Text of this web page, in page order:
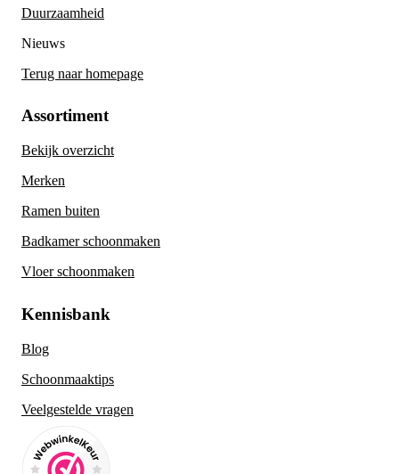
Duurzaamheid
Nieuws
Terug naar homepage
Assortiment
Bekijk overzicht
Merken
Ramen buiten
Badkamer schoonmaken
Vloer schoonmaken
Kennisbank
Blog
Schoonmaaktips
Veelgestelde vragen